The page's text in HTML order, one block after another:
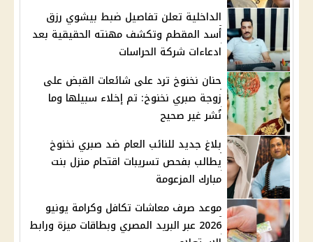
الداخلية تعلن تفاصيل ضبط بيشوي رزق
أسد المقطم وتكشف مهنته الحقيقية بعد
ادعاءات شركة الحراسات
حنان نخنوخ ترد على شائعات القبض على
زوجة صبري نخنوخ: تم إخلاء سبيلها وما
نُشر غير صحيح
بلاغ جديد للنائب العام ضد صبري نخنوخ
يطالب بفحص تسريبات اقتحام منزل بنت
مبارك المزعومة
موعد صرف معاشات تكافل وكرامة يونيو
2026 عبر البريد المصري وبطاقات ميزة ورابط